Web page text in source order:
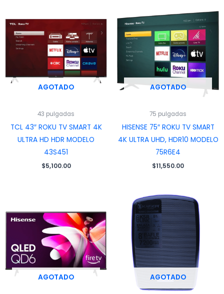
AGOTADO
43 pulgadas
TCL 43″ ROKU TV SMART 4K
ULTRA HD HDR MODELO
43S451
$5,100.00
AGOTADO
75 pulgadas
HISENSE 75″ ROKU TV SMART
4K ULTRA UHD, HDR10 MODELO
75R6E4
$11,550.00
AGOTADO AGOTADO